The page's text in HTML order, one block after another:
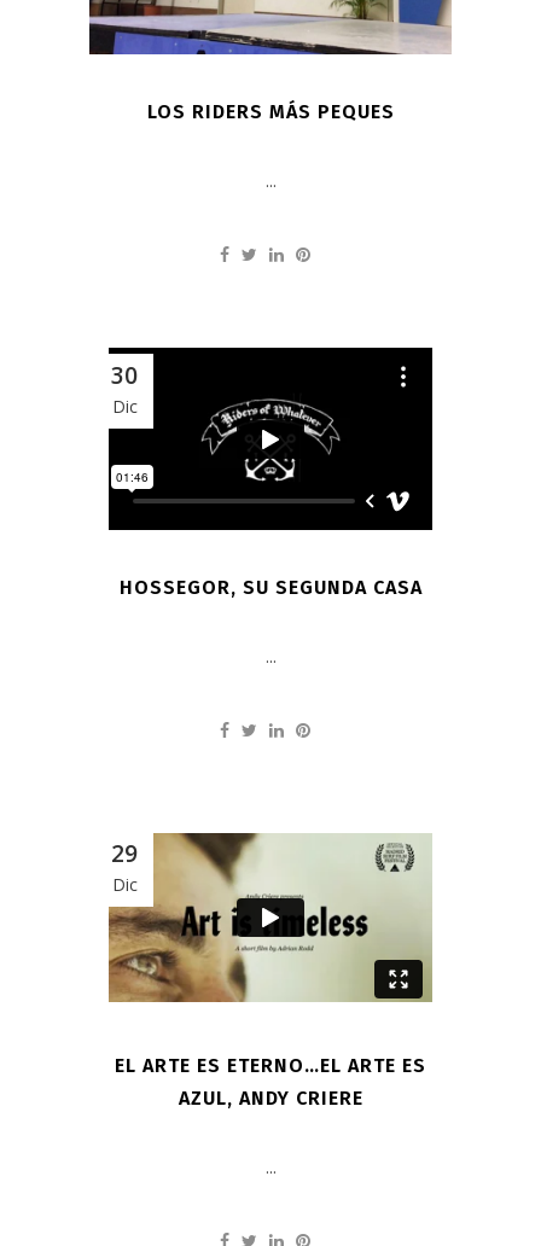
LOS RIDERS MÁS PEQUES
...
30
Dic
HOSSEGOR, SU SEGUNDA CASA
...
29
Dic
EL ARTE ES ETERNO…EL ARTE ES
AZUL, ANDY CRIERE
...